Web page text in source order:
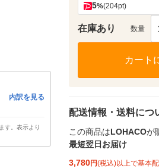
内訳を見る
す。表示より
5%(204pt)
在庫あり 数量
カート
配送情報・送料につ
この商品はLOHACOが
最短翌日お届け
3,780円(税込)以上で基本